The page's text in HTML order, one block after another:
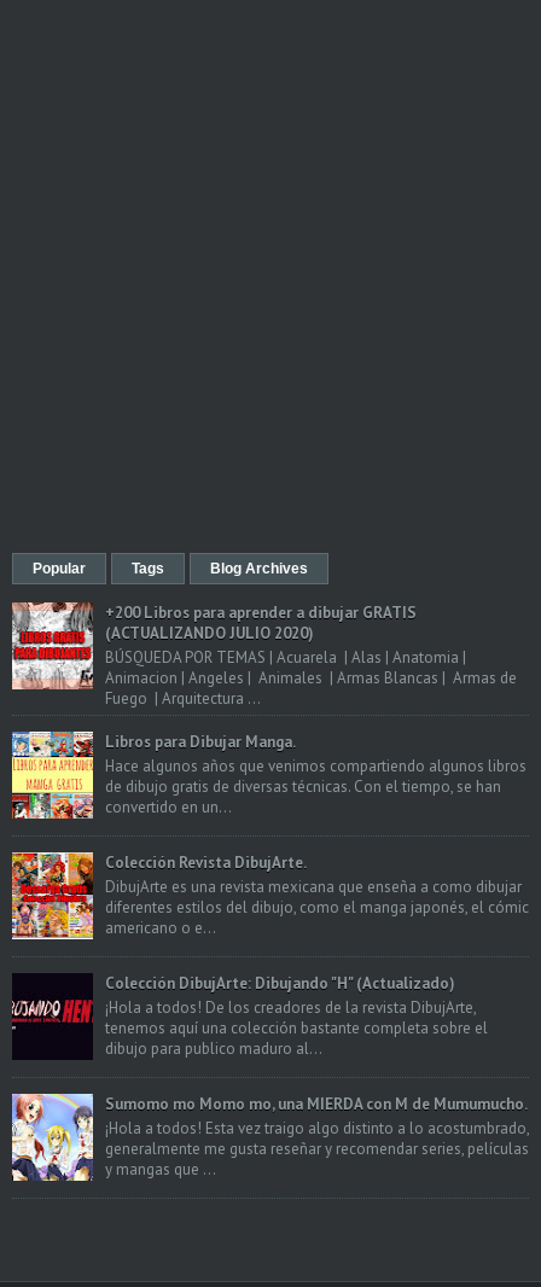
Popular Tags Blog Archives
+200 Libros para aprender a dibujar GRATIS
(ACTUALIZANDO JULIO 2020)
BÚSQUEDA POR TEMAS | Acuarela | Alas | Anatomia |
Animacion | Angeles | Animales | Armas Blancas | Armas de
Fuego | Arquitectura ...
Libros para Dibujar Manga.
Hace algunos años que venimos compartiendo algunos libros
de dibujo gratis de diversas técnicas. Con el tiempo, se han
convertido en un...
Colección Revista DibujArte.
DibujArte es una revista mexicana que enseña a como dibujar
diferentes estilos del dibujo, como el manga japonés, el cómic
americano o e...
Colección DibujArte: Dibujando "H" (Actualizado)
¡Hola a todos! De los creadores de la revista DibujArte,
tenemos aquí una colección bastante completa sobre el
dibujo para publico maduro al...
Sumomo mo Momo mo, una MIERDA con M de Mumumucho.
¡Hola a todos! Esta vez traigo algo distinto a lo acostumbrado,
generalmente me gusta reseñar y recomendar series, películas
y mangas que ...